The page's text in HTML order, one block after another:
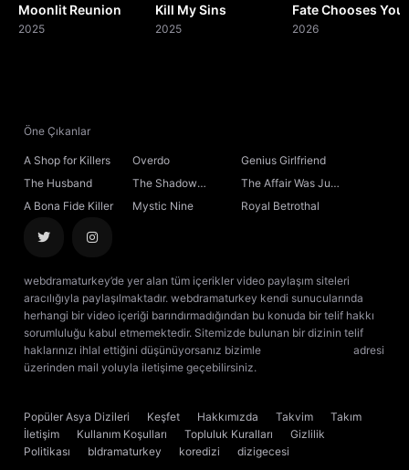
20. Bölüm
23. Bölüm
24. Bölüm
26. Bölüm
27. Bölüm
29. Bölüm
Moonlit Reunion
2025
Kill My Sins
2025
Fate Chooses You
2026
Öne Çıkanlar
A Shop for Killers Overdo
Genius Girlfriend
The Husband
The Shadow
Sovereign
The Affair Was Just
the Beginning
A Bona Fide Killer Mystic Nine Royal Betrothal
webdramaturkey’de yer alan tüm içerikler video paylaşım siteleri
aracılığıyla paylaşılmaktadır. webdramaturkey kendi sunucularında
herhangi bir video içeriği barındırmadığından bu konuda bir telif hakkı
sorumluluğu kabul etmemektedir. Sitemizde bulunan bir dizinin telif
haklarınızı ihlal ettiğini düşünüyorsanız bizimle
adresi
üzerinden mail yoluyla iletişime geçebilirsiniz.
Popüler Asya Dizileri Keşfet Hakkımızda Takvim
Takım
İletişim
Kullanım Koşulları Topluluk Kuralları
Gizlilik
Politikası
bldramaturkey koredizi
dizigecesi